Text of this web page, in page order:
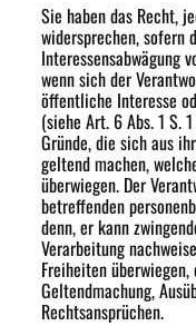
Sie haben das Recht,
widersprechen, sofern
Interessensabwägung
wenn sich der
öffentliche Interesse
(siehe Art. 6 Abs. 1 S.
Gründe, die sich aus
geltend machen,
überwiegen. Der
betreffenden
denn, er kann
Verarbeitung
Freiheiten
Geltendmachung,
Rechtsansprüchen.